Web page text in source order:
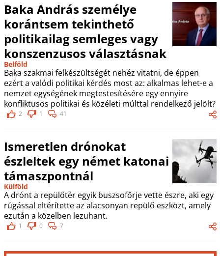
Baka András személye
korántsem tekinthető
politikailag semleges vagy
konszenzusos választásnak
Belföld
Baka szakmai felkészültségét nehéz vitatni, de éppen
ezért a valódi politikai kérdés most az: alkalmas lehet-e a
nemzet egységének megtestesítésére egy ennyire
konfliktusos politikai és közéleti múlttal rendelkező jelölt?
2 1 41
Ismeretlen drónokat
észleltek egy német katonai
támaszpontnál
Külföld
A drónt a repülőtér egyik buszsofőrje vette észre, aki egy
rúgással eltérítette az alacsonyan repülő eszközt, amely
ezután a közelben lezuhant.
1 0 7